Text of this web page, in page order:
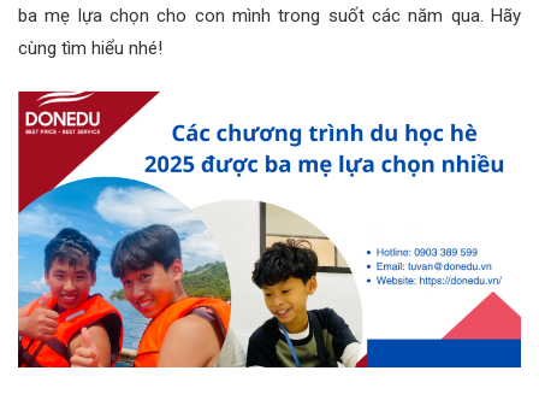
ba mẹ lựa chọn cho con mình trong suốt các năm qua. Hãy
cùng tìm hiểu nhé!